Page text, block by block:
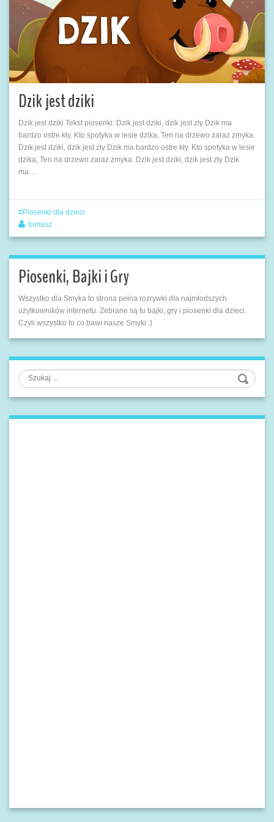
Dzik jest dziki
Dzik jest dziki Tekst piosenki: Dzik jest dziki, dzik jest zły Dzik ma
bardzo ostre kły. Kto spotyka w lesie dzika, Ten na drzewo zaraz zmyka.
Dzik jest dziki, dzik jest zły Dzik ma bardzo ostre kły. Kto spotyka w lesie
dzika, Ten na drzewo zaraz zmyka. Dzik jest dziki, dzik jest zły Dzik
ma…
Piosenki dla dzieci
tomasz
Piosenki, Bajki i Gry
Wszystko dla Smyka to strona pełna rozrywki dla najmłodszych
użytkowników internetu. Zebrane są tu bajki, gry i piosenki dla dzieci.
Czyli wszystko to co bawi nasze Smyki :)
Szukaj